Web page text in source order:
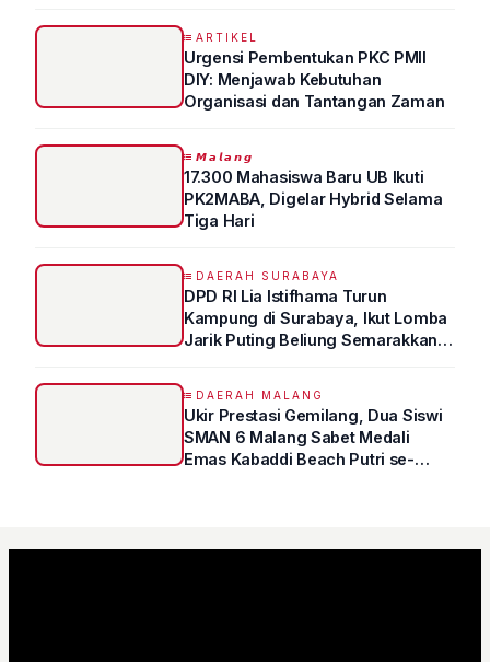
ARTIKEL
Urgensi Pembentukan PKC PMII
DIY: Menjawab Kebutuhan
Organisasi dan Tantangan Zaman
𝙈𝙖𝙡𝙖𝙣𝙜
17.300 Mahasiswa Baru UB Ikuti
PK2MABA, Digelar Hybrid Selama
Tiga Hari
DAERAH SURABAYA
DPD RI Lia Istifhama Turun
Kampung di Surabaya, Ikut Lomba
Jarik Puting Beliung Semarakkan
DAERAH MALANG
Ukir Prestasi Gemilang, Dua Siswi
SMAN 6 Malang Sabet Medali
Emas Kabaddi Beach Putri se-